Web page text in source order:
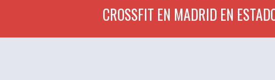
CROSSFIT EN MADRID EN